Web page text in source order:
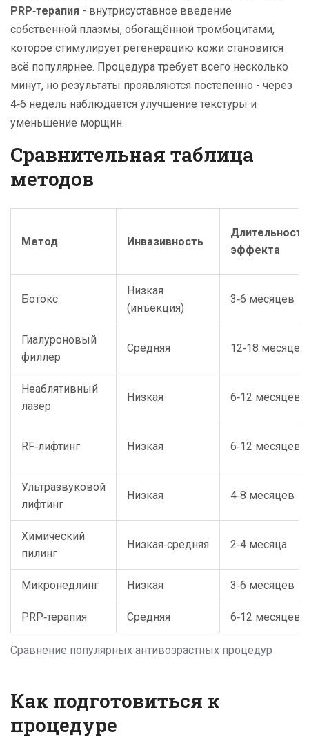
PRP‑терапия - внутрисуставное введение
собственной плазмы, обогащённой тромбоцитами,
которое стимулирует регенерацию кожи становится
всё популярнее. Процедура требует всего несколько
минут, но результаты проявляются постепенно - через
4‑6 недель наблюдается улучшение текстуры и
уменьшение морщин.
Сравнительная таблица
методов
Сравнение популярных антивозрастных процедур
Метод Инвазивность
Длительность
эффекта
Ботокс
Низкая
(инъекция)
3‑6 месяцев
Гиалуроновый
филлер
Средняя 12‑18 месяцев
Неаблятивный
лазер
Низкая 6‑12 месяцев
RF‑лифтинг Низкая 6‑12 месяцев
Ультразвуковой
лифтинг
Низкая 4‑8 месяцев
Химический
пилинг
Низкая‑средняя 2‑4 месяца
Микронедлинг Низкая 3‑6 месяцев
PRP‑терапия Средняя 6‑12 месяцев
Как подготовиться к
процедуре